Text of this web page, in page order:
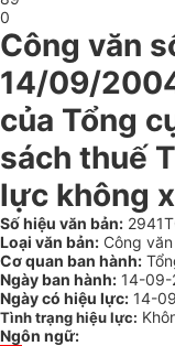
0
Công văn
14/09/
của Tổng
sách thuế
lực không
Số hiệu văn bản:
Loại văn bản: Công văn
Cơ quan ban hành:
Ngày ban hành: 14-
Ngày có hiệu lực: 14-
Tình trạng hiệu lực:
Ngôn ngữ: